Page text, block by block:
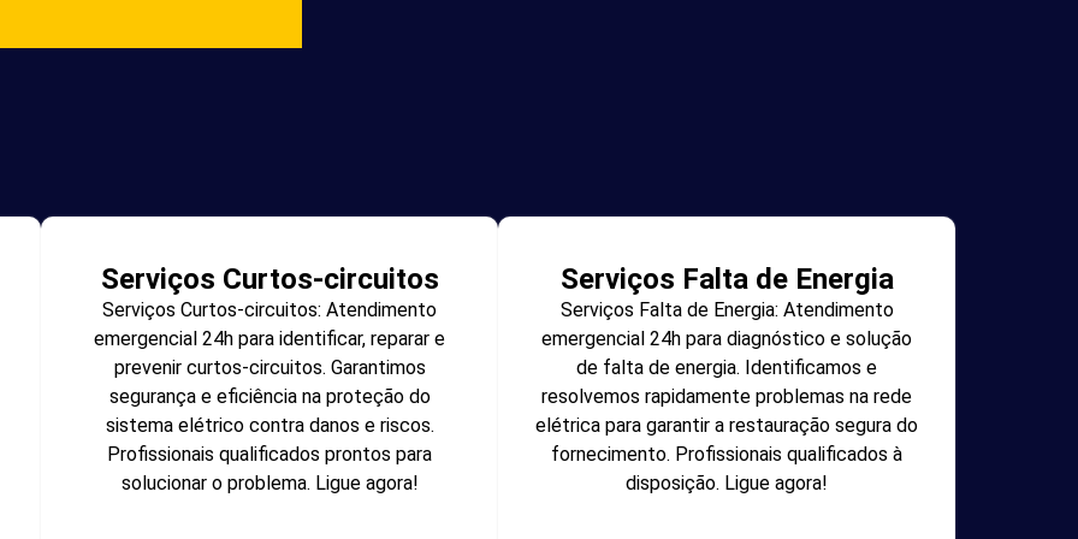
Serviços Curtos-circuitos
Serviços Curtos-circuitos: Atendimento
emergencial 24h para identificar, reparar e
prevenir curtos-circuitos. Garantimos
segurança e eficiência na proteção do
sistema elétrico contra danos e riscos.
Profissionais qualificados prontos para
solucionar o problema. Ligue agora!
Serviços Falta de Energia
Serviços Falta de Energia: Atendimento
emergencial 24h para diagnóstico e solução
de falta de energia. Identificamos e
resolvemos rapidamente problemas na rede
elétrica para garantir a restauração segura do
fornecimento. Profissionais qualificados à
disposição. Ligue agora!